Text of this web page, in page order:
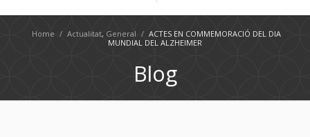
Home / Actualitat, General / ACTES EN COMMEMORACIÓ DEL DIA
MUNDIAL DEL ALZHEIMER
Blog